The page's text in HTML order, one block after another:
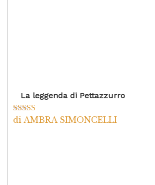
La leggenda di Pettazzurro
Valutato5su
di AMBRA SIMONCELLI